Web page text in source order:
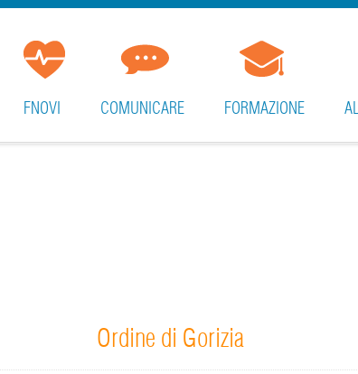
FNOVI COMUNICARE FORMAZIONE
Ordine di Gorizia